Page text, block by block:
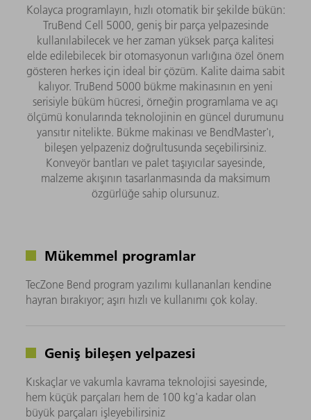
Kolayca programlayın, hızlı otomatik bir şekilde bükün:
TruBend Cell 5000, geniş bir parça yelpazesinde
kullanılabilecek ve her zaman yüksek parça kalitesi
elde edilebilecek bir otomasyonun varlığına özel önem
gösteren herkes için ideal bir çözüm. Kalite daima sabit
kalıyor. TruBend 5000 bükme makinasının en yeni
serisiyle büküm hücresi, örneğin programlama ve açı
ölçümü konularında teknolojinin en güncel durumunu
yansıtır nitelikte. Bükme makinası ve BendMaster'ı,
bileşen yelpazeniz doğrultusunda seçebilirsiniz.
Konveyör bantları ve palet taşıyıcılar sayesinde,
malzeme akışının tasarlanmasında da maksimum
özgürlüğe sahip olursunuz.
Mükemmel programlar
TecZone Bend program yazılımı kullananları kendine
hayran bırakıyor; aşırı hızlı ve kullanımı çok kolay.
Geniş bileşen yelpazesi
Kıskaçlar ve vakumla kavrama teknolojisi sayesinde,
hem küçük parçaları hem de 100 kg'a kadar olan
büyük parçaları işleyebilirsiniz